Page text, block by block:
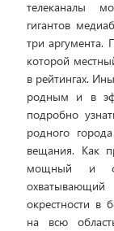
телеканалы
гигантов
три аргумента.
которой
в рейтингах.
родным и в
подробно
родного
вещания. Как
мощный и
окрестности в
на всю